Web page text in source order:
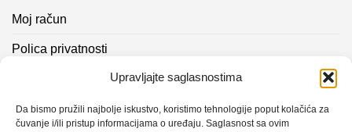
Upravljajte saglasnostima
Da bismo pružili najbolje iskustvo, koristimo tehnologije poput kolačića za
čuvanje i/ili pristup informacijama o uređaju. Saglasnost sa ovim
Moj račun
Polica privatnosti
Kontakt info